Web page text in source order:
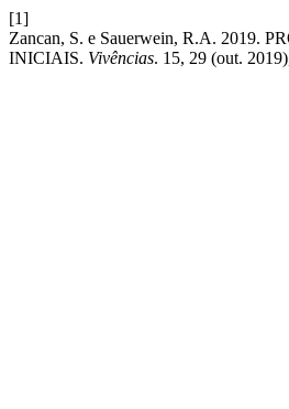
[1]
Zancan, S. e Sauerwein, R.A. 2019.
INICIAIS. Vivências. 15, 29 (out.